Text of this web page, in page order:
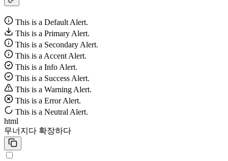
This is a Default Alert.
This is a Primary Alert.
This is a Secondary Alert.
This is a Accent Alert.
This is a Info Alert.
This is a Success Alert.
This is a Warning Alert.
This is a Error Alert.
This is a Neutral Alert.
html
무너지다 확장하다